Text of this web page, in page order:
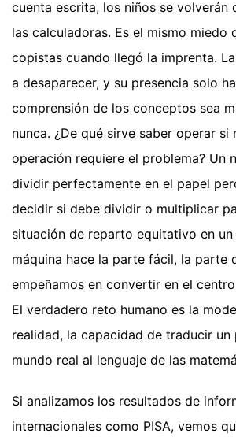
cuenta escrita, los niños se volverán
las calculadoras. Es el mismo miedo
copistas cuando llegó la imprenta.
a desaparecer, y su presencia solo
comprensión de los conceptos sea
nunca. ¿De qué sirve saber operar si
operación requiere el problema? Un
dividir perfectamente en el papel
decidir si debe dividir o multiplicar
situación de reparto equitativo en un
máquina hace la parte fácil, la parte
empeñamos en convertir en el
El verdadero reto humano es la
realidad, la capacidad de traducir un
mundo real al lenguaje de las
Si analizamos los resultados de
internacionales como PISA, vemos